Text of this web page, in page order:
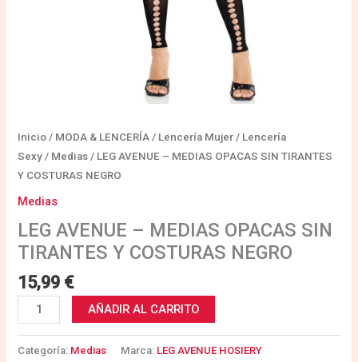
Inicio / MODA & LENCERÍA / Lencería Mujer / Lencería
Sexy / Medias / LEG AVENUE – MEDIAS OPACAS SIN TIRANTES
Y COSTURAS NEGRO
Medias
LEG AVENUE – MEDIAS OPACAS SIN
TIRANTES Y COSTURAS NEGRO
15,99 €
AÑADIR AL CARRITO
Categoría: Medias Marca: LEG AVENUE HOSIERY